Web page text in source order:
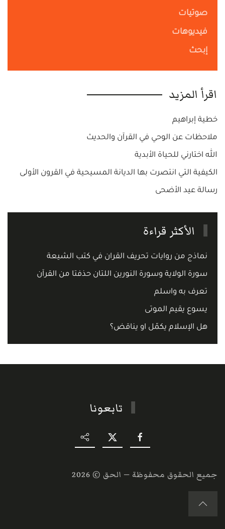
صوتيات
فيديوهات
إبحث
اقرأ المزيد
خطية إبراهيم
ملاحظات عن الوحي في القرآن والحديث
الله اختارني للحياة الأبدية
الكيفية التي انتصرت بها الديانة المسيحية في القرون الأولى
رسالة عيد الأضحى
الأكثر قراءة
نماذج من روايات تحريف القران في كتب الشيعة
سورة الولاية وسورة النورين اللتان حذفتا من القرآن
تعرف به واسلم
يسوع يقيم الموتى
هل الإسلام يكمّل او يناقض؟
تابعونا
جميع الحقوق محفوظة — الحق © 2026